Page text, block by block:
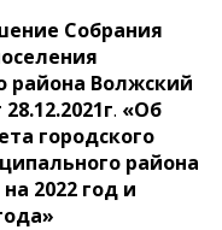
Собрания
Волжский
. «Об
городского
района
2022 год и